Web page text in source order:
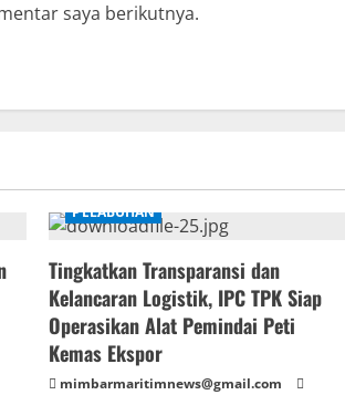
saya berikutnya.
PELABUHAN
Tingkatkan Transparansi dan
Kelancaran Logistik, IPC TPK Siap
Operasikan Alat Pemindai Peti
Kemas Ekspor
mimbarmaritimnews@gmail.com